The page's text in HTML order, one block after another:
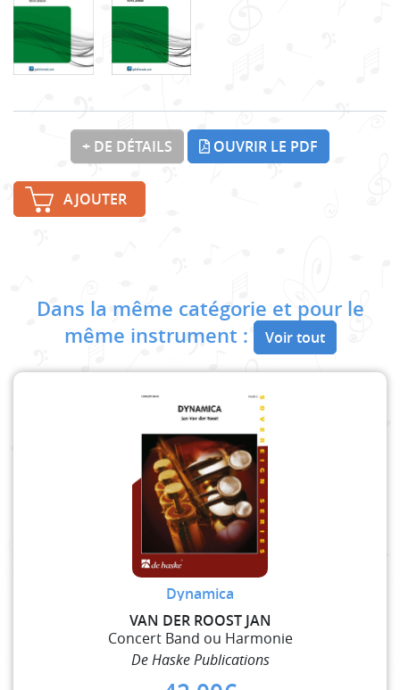
+ DE DÉTAILS OUVRIR LE PDF
AJOUTER
Dans la même catégorie et pour le
même instrument :
Voir tout
Dynamica
VAN DER ROOST JAN
Concert Band ou Harmonie
De Haske Publications